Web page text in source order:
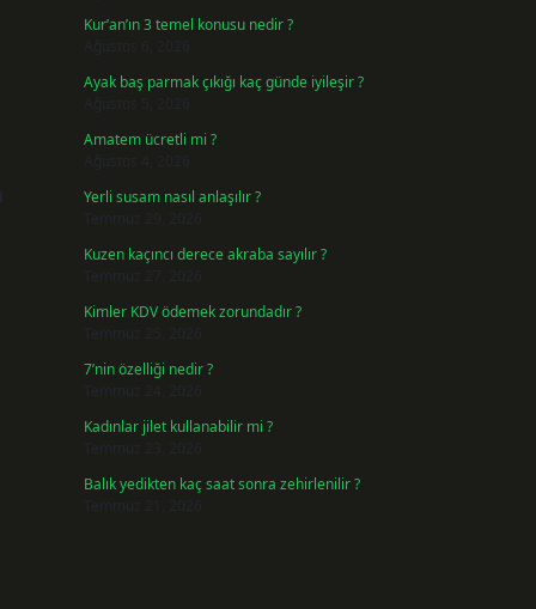
Kur’an’ın 3 temel konusu nedir ?
Ağustos 6, 2026
Ayak baş parmak çıkığı kaç günde iyileşir ?
Ağustos 5, 2026
Amatem ücretli mi ?
Ağustos 4, 2026
Yerli susam nasıl anlaşılır ?
Temmuz 29, 2026
Kuzen kaçıncı derece akraba sayılır ?
Temmuz 27, 2026
Kimler KDV ödemek zorundadır ?
Temmuz 25, 2026
7’nin özelliği nedir ?
Temmuz 24, 2026
Kadınlar jilet kullanabilir mi ?
Temmuz 23, 2026
Balık yedikten kaç saat sonra zehirlenilir ?
Temmuz 21, 2026